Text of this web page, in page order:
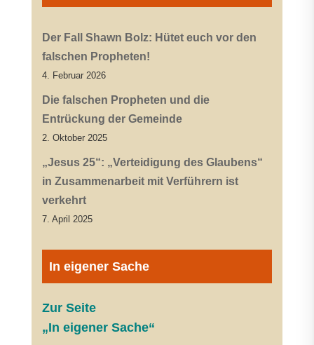
Der Fall Shawn Bolz: Hütet euch vor den
falschen Propheten!
4. Februar 2026
Die falschen Propheten und die
Entrückung der Gemeinde
2. Oktober 2025
„Jesus 25“: „Verteidigung des Glaubens“
in Zusammenarbeit mit Verführern ist
verkehrt
7. April 2025
In eigener Sache
Zur Seite
„In eigener Sache“